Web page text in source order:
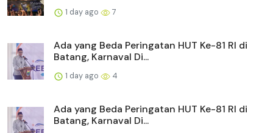
1 day ago 7
Ada yang Beda Peringatan HUT Ke-81 RI di
Batang, Karnaval Di...
1 day ago 4
Ada yang Beda Peringatan HUT Ke-81 RI di
Batang, Karnaval Di...